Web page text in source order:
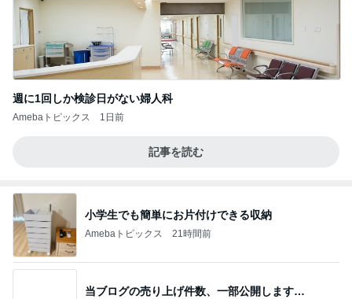
週に1回しか検診日がない婦人科
Amebaトピックス 1日前
記事を読む
小学生でも簡単にお片付けできる収納
Amebaトピックス 21時間前
当ブログの売り上げ件数、一部公開します…